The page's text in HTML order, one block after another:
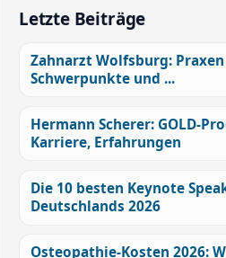
Letzte Beiträge
Zahnarzt Wolfsburg:
Schwerpunkte und ...
Hermann Scherer: GOLD-
Karriere, Erfahrungen
Die 10 besten Keynote
Deutschlands 2026
Osteopathie-Kosten 2026: